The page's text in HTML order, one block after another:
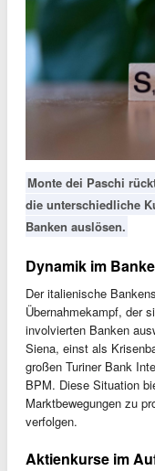
Monte dei Paschi
die unterschiedliche
Banken auslösen.
Dynamik im
Der italienische
Übernahmekampf, der
involvierten Banken
Siena, einst als
großen Turiner Bank
BPM. Diese Situation
Marktbewegungen zu
verfolgen.
Aktienkurse im